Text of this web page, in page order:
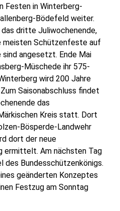
Festen in Winterberg-
Bödefeld weiter.
dritte Juliwochenende,
meisten Schützenfeste auf
angesetzt. Ende Mai
Müschede ihr 575-
wird 200 Jahre
Saisonabschluss findet
das
Kreis statt. Dort
Bösperde-Landwehr
dort der neue
ermittelt. Am nächsten Tag
des Bundesschützenkönigs.
geänderten Konzeptes
Festzug am Sonntag